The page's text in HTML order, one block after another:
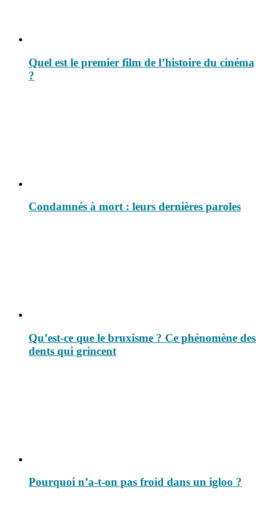
Quel est le premier film de l’histoire du cinéma
?
Condamnés à mort : leurs dernières paroles
Qu’est-ce que le bruxisme ? Ce phénomène des
dents qui grincent
Pourquoi n’a-t-on pas froid dans un igloo ?